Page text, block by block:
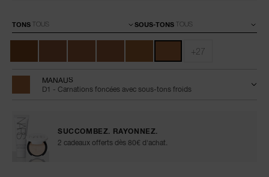
Variations
TONS SOUS-TONS
+27
MANAUS
D1 - Carnations foncées avec sous-tons froids
SUCCOMBEZ. RAYONNEZ.
2 cadeaux offerts dès 80€ d'achat.